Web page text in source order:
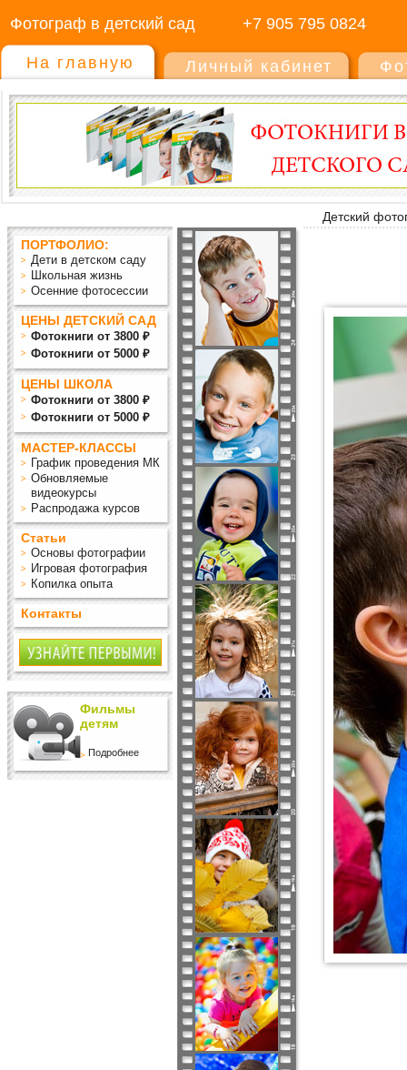
Фотограф в детский сад +7 905 795 0824
На главную Личный кабинет
Детский
ПОРТФОЛИО:
Дети в детском саду
Школьная жизнь
Осенние фотосессии
ЦЕНЫ ДЕТСКИЙ САД
Фотокниги от 3800 ₽
Фотокниги от 5000 ₽
ЦЕНЫ ШКОЛА
Фотокниги от 3800 ₽
Фотокниги от 5000 ₽
МАСТЕР-КЛАССЫ
График проведения МК
Обновляемые
видеокурсы
Распродажа курсов
Статьи
Основы фотографии
Игровая фотография
Копилка опыта
Контакты
Фильмы
детям
Подробнее